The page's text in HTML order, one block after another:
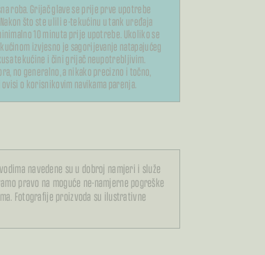
roba. Grijač glave se prije prve upotrebe
što ste ulili e-tekućinu u tank uređaja
10 minuta prije upotrebe. Ukoliko se
izvjesno je sagorijevanje natapajućeg
tekućine i čini grijač neupotrebljivim.
no generalno, a nikako precizno i točno,
o korisnikovim navikama parenja.
navedene su u dobroj namjeri i služe
pravo na moguće ne-namjerne pogreške
Fotografije proizvoda su ilustrativne